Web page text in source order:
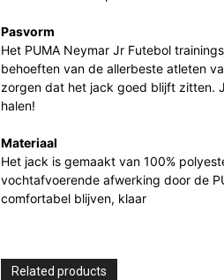
Pasvorm
Het PUMA Neymar Jr Futebol
behoeften van de allerbeste atleten
zorgen dat het jack goed blijft zitten.
halen!
Materiaal
Het jack is gemaakt van 100%
vochtafvoerende afwerking door de
comfortabel blijven, klaar
Related products